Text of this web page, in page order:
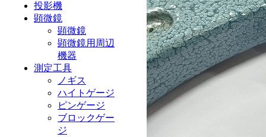
投影機
顕微鏡
顕微鏡
顕微鏡用周辺
機器
測定工具
ノギス
ハイトゲージ
ピンゲージ
ブロックゲー
ジ